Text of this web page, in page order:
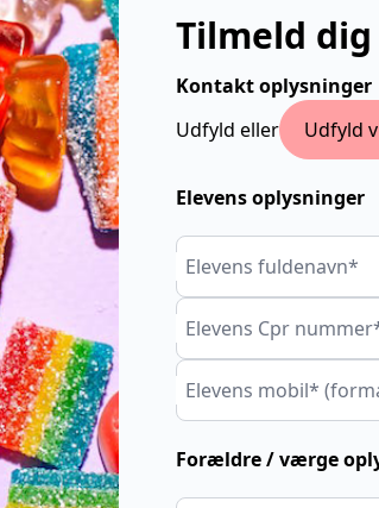
Tilmeld dig
Kontakt oplysninger
Udfyld eller
Udfyld
Elevens oplysninger
Elevens fuldenavn*
Elevens Cpr
Elevens mobil*
Forældre / værge